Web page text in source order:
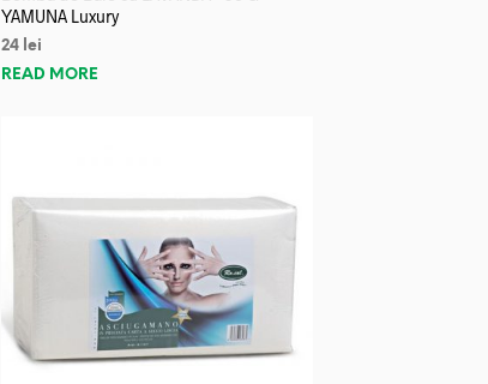
YAMUNA Luxury
24 lei
READ MORE